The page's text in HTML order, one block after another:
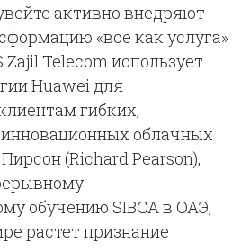
активно внедряют
«все как услуга»
Zajil Telecom использует
Huawei для
гибких,
облачных
(Richard Pearson),
обучению SIBCA в ОАЭ,
растет признание